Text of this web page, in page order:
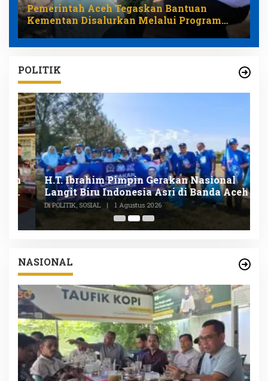
Pemerintah Aceh Tegaskan Bantuan
Kementan Disalurkan Melalui Program
Pemulihan Pertanian
POLITIK
H.T. Ibrahim Pimpin Gerakan Nasional
Langit Biru Indonesia Asri di Banda Aceh
Di POLITIK, SOSIAL | 1 Agustus 2026
NASIONAL